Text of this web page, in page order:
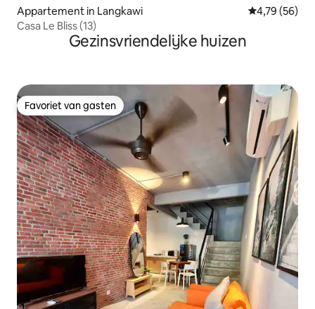
Appartement in Langkawi Gemiddelde
4,79 (56)
Casa Le Bliss (13)
Gezinsvriendelijke huizen
Favoriet van gasten
Favoriet van gasten